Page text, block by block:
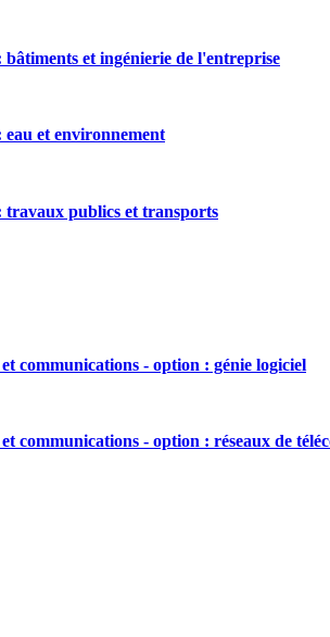
et ingénierie de l'entreprise
et environnement
travaux publics et transports
communications - option : génie logiciel
communications - option : réseaux de